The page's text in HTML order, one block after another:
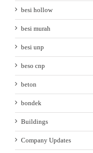
besi hollow
besi murah
besi unp
beso cnp
beton
bondek
Buildings
Company Updates